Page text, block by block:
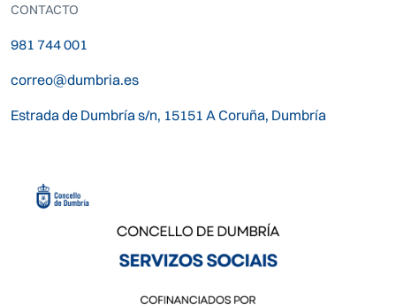
CONTACTO
981 744 001
correo@dumbria.es
Estrada de Dumbría s/n, 15151 A Coruña, Dumbría